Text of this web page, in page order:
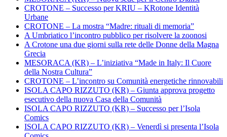
CROTONE – Successo per KRIU – KRotone Identità
Urbane
CROTONE – La mostra “Madre: rituali di memoria”
A Umbriatico l’incontro pubblico per risolvere la zoonosi
A Crotone una due giorni sulla rete delle Donne della Magna
Grecia
MESORACA (KR) – L’iniziativa “Made in Italy: Il Cuore
della Nostra Cultura”
CROTONE – L’incontro su Comunità energetiche rinnovabili
ISOLA CAPO RIZZUTO (KR) – Giunta approva progetto
esecutivo della nuova Casa della Comunità
ISOLA CAPO RIZZUTO (KR) – Successo per l’Isola
Comics
ISOLA CAPO RIZZUTO (KR) – Venerdì si presenta l’Isola